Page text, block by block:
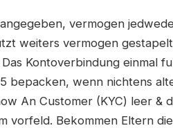
vermogen
weiters vermogen
Kontoverbindung einmal
bepacken, wenn nichtens
An Customer (KYC) leer &
vorfeld. Bekommen Eltern